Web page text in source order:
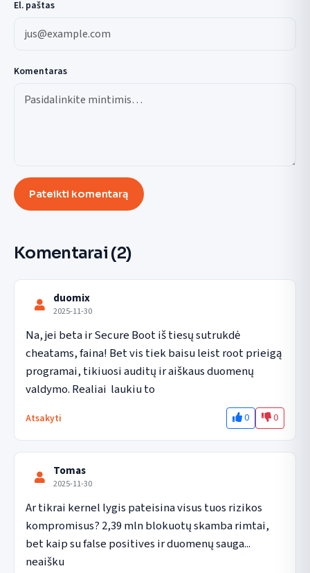
El. paštas
Komentaras
Pateikti komentarą
Komentarai (2)
duomix
2025-11-30
Na, jei beta ir Secure Boot iš tiesų sutrukdė
cheatams, faina! Bet vis tiek baisu leist root prieigą
programai, tikiuosi auditų ir aiškaus duomenų
valdymo. Realiai  laukiu to
Atsakyti 0 0
Tomas
2025-11-30
Ar tikrai kernel lygis pateisina visus tuos rizikos
kompromisus? 2,39 mln blokuotų skamba rimtai,
bet kaip su false positives ir duomenų sauga...
neaišku